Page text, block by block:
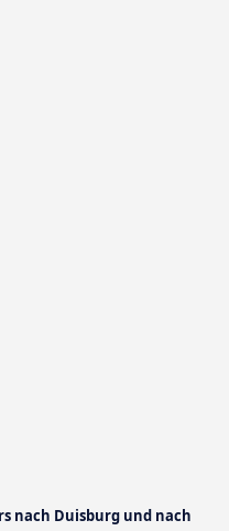
nach Duisburg und nach